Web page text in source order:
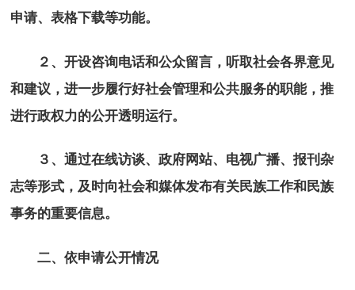
申请、表格下载等功能。
２、开设咨询电话和公众留言，听取社会各界意见
和建议，进一步履行好社会管理和公共服务的职能，推
进行政权力的公开透明运行。
３、通过在线访谈、政府网站、电视广播、报刊杂
志等形式，及时向社会和媒体发布有关民族工作和民族
事务的重要信息。
二、依申请公开情况